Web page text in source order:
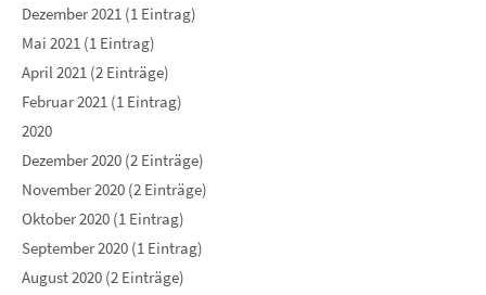
Dezember 2021 (1 Eintrag)
Mai 2021 (1 Eintrag)
April 2021 (2 Einträge)
Februar 2021 (1 Eintrag)
2020
Dezember 2020 (2 Einträge)
November 2020 (2 Einträge)
Oktober 2020 (1 Eintrag)
September 2020 (1 Eintrag)
August 2020 (2 Einträge)